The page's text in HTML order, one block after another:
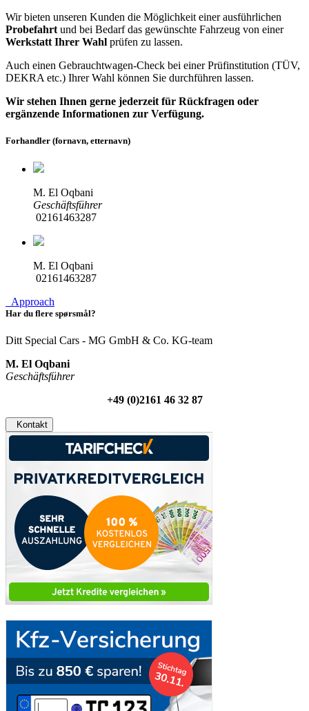
Wir bieten unseren Kunden die Möglichkeit einer ausführlichen
Probefahrt und bei Bedarf das gewünschte Fahrzeug von einer
Werkstatt Ihrer Wahl prüfen zu lassen.
Auch einen Gebrauchtwagen-Check bei einer Prüfinstitution (TÜV,
DEKRA etc.) Ihrer Wahl können Sie durchführen lassen.
Wir stehen Ihnen gerne jederzeit für Rückfragen oder
ergänzende Informationen zur Verfügung.
Forhandler (fornavn, etternavn)
M. El Oqbani
Geschäftsführer
02161463287
M. El Oqbani
02161463287
Approach
Har du flere spørsmål?
Ditt Special Cars - MG GmbH & Co. KG-team
M. El Oqbani
Geschäftsführer
+49 (0)2161 46 32 87
Kontakt